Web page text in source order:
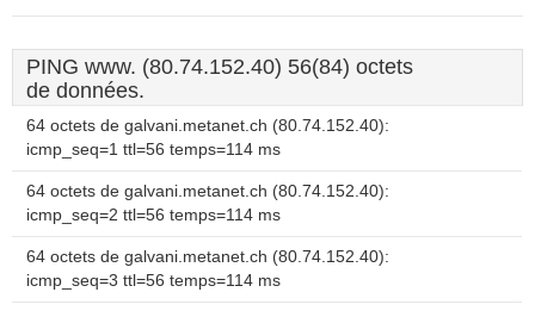
PING www. (80.74.152.40) 56(84) octets
de données.
64 octets de galvani.metanet.ch (80.74.152.40):
icmp_seq=1 ttl=56 temps=114 ms
64 octets de galvani.metanet.ch (80.74.152.40):
icmp_seq=2 ttl=56 temps=114 ms
64 octets de galvani.metanet.ch (80.74.152.40):
icmp_seq=3 ttl=56 temps=114 ms